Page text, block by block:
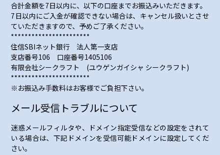
合計金額を7日以内に、以下の口座までお振込みいただきます。
7日以内にご入金が確認できない場合は、キャンセル扱いとさせ
ていただきますので、予めご了承ください。
***********************
住信SBIネット銀行 法人第一支店
支店番号106 口座番号1405106
有限会社シークラフト (ユウゲンガイシャ シークラフト)
***********************
※お振込み手数料はお客様でご負担下さい。
メール受信トラブルについて
迷惑メールフィルタや、ドメイン指定受信などの設定をされて
いる場合は、下記ドメインを受信可能ドメインに設定してくだ
さい。